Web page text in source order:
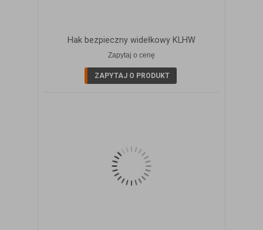
Hak bezpieczny widełkowy KLHW
Zapytaj o cenę
ZAPYTAJ O PRODUKT
ZOBACZ SZCZEGÓŁY